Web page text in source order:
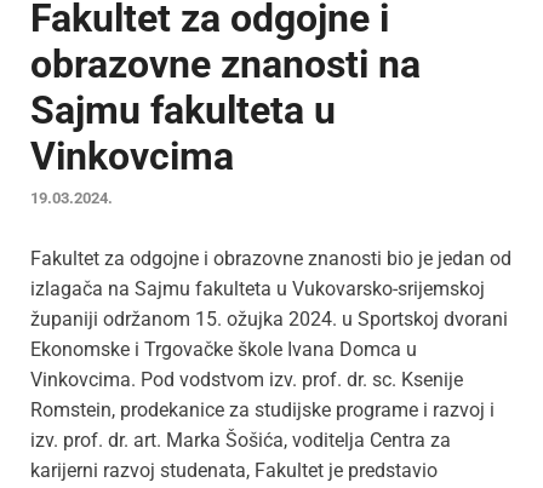
Fakultet za odgojne i
obrazovne znanosti na
Sajmu fakulteta u
Vinkovcima
19.03.2024.
Fakultet za odgojne i obrazovne znanosti bio je jedan od
izlagača na Sajmu fakulteta u Vukovarsko-srijemskoj
županiji održanom 15. ožujka 2024. u Sportskoj dvorani
Ekonomske i Trgovačke škole Ivana Domca u
Vinkovcima. Pod vodstvom izv. prof. dr. sc. Ksenije
Romstein, prodekanice za studijske programe i razvoj i
izv. prof. dr. art. Marka Šošića, voditelja Centra za
karijerni razvoj studenata, Fakultet je predstavio